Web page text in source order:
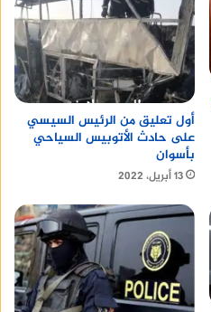
أول تعليق من الرئيس السيسي
على حادث الأتوبيس السياحي
بأسوان
13 أبريل، 2022